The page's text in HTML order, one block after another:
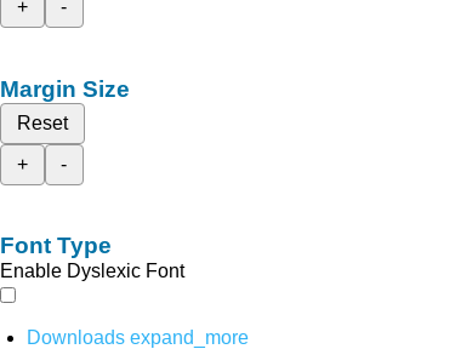
+
-
Margin Size
Reset
+
-
Font Type
Enable Dyslexic Font
Downloads expand_more